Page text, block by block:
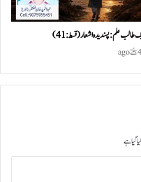
طالب علم: پسندیدہ اشعار (قسط:41)
4 ہفتے ago
گیا ہے